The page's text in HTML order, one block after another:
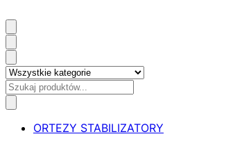
ORTEZY STABILIZATORY